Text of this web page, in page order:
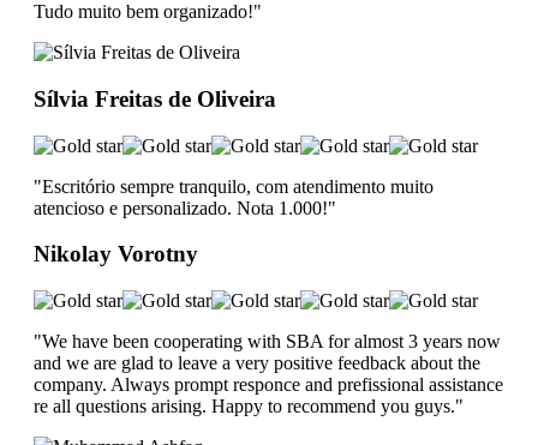
Tudo muito bem organizado!"
Sílvia Freitas de Oliveira
"Escritório sempre tranquilo, com atendimento muito
atencioso e personalizado. Nota 1.000!"
Nikolay Vorotny
"We have been cooperating with SBA for almost 3 years now
and we are glad to leave a very positive feedback about the
company. Always prompt responce and prefissional assistance
re all questions arising. Happy to recommend you guys."